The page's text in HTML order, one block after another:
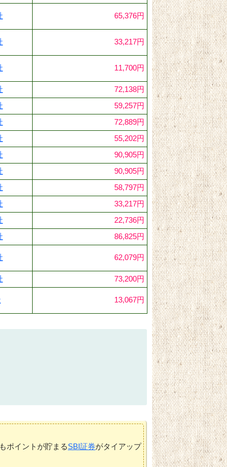
65,376円
33,217円
11,700円
72,138円
59,257円
72,889円
55,202円
90,905円
90,905円
58,797円
33,217円
22,736円
86,825円
62,079円
73,200円
13,067円
ポイントが貯まるSBI証券がタイアップ